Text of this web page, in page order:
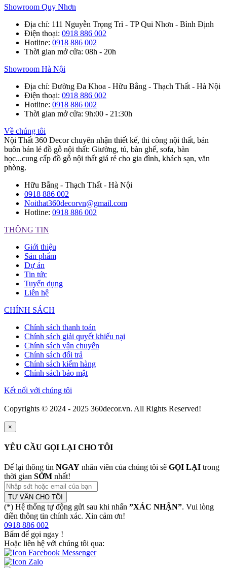
Showroom Quy Nhơn
Địa chỉ: 111 Nguyễn Trọng Trì - TP Qui Nhơn - Bình Định
Điện thoại: 0918 886 002
Hotline: 0918 886 002
Thời gian mở cửa: 08h - 20h
Showroom Hà Nội
Địa chỉ: Đường Đa Khoa - Hữu Bằng - Thạch Thất - Hà Nội
Điện thoại: 0918 886 002
Hotline: 0918 886 002
Thời gian mở cửa: 9h:00 - 21:30h
Về chúng tôi
Nội Thất 360 Decor chuyên nhận thiết kế, thi công nội thất, bán
buôn bán lẻ đồ gỗ nội thất: Giường, tủ, bàn ghế, sofa, bàn
học...cung cấp đồ gỗ nội thất giá rẻ cho gia đình, khách sạn, văn
phòng.
Hữu Bằng - Thạch Thất - Hà Nội
0918 886 002
Noithat360decorvn@gmail.com
Hotline: 0918 886 002
THÔNG TIN
Giới thiệu
Sản phẩm
Dự án
Tin tức
Tuyển dụng
Liên hệ
CHÍNH SÁCH
Chính sách thanh toán
Chính sách giải quyết khiếu nại
Chính sách vận chuyển
Chính sách đổi trả
Chính sách kiểm hàng
Chính sách bảo mật
Kết nối với chúng tôi
Copyrights © 2024 - 2025 360decor.vn. All Rights Reserved!
×
YÊU CẦU GỌI LẠI CHO TÔI
Để lại thông tin NGAY nhân viên của chúng tôi sẽ GỌI LẠI trong
thời gian SỚM nhất!
TƯ VẤN CHO TÔI
(*) Hệ thống tự động gửi sau khi nhấn ”XÁC NHẬN”. Vui lòng
điền thông tin chính xác. Xin cảm ơn!
0918 886 002
Bấm để gọi ngay !
Hoặc liên hệ với chúng tôi qua: